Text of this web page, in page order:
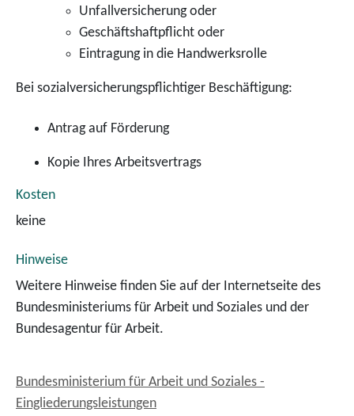
Unfallversicherung oder
Geschäftshaftpflicht oder
Eintragung in die Handwerksrolle
Bei sozialversicherungspflichtiger Beschäftigung:
Antrag auf Förderung
Kopie Ihres Arbeitsvertrags
Kosten
keine
Hinweise
Weitere Hinweise finden Sie auf der Internetseite des
Bundesministeriums für Arbeit und Soziales und der
Bundesagentur für Arbeit.
Bundesministerium für Arbeit und Soziales -
Eingliederungsleistungen